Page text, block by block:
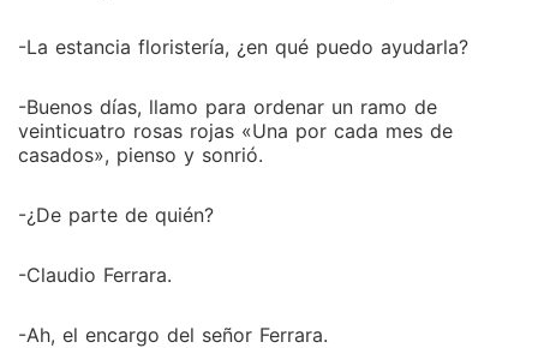
-La estancia floristería, ¿en qué puedo ayudarla?
-Buenos días, llamo para ordenar un ramo de
veinticuatro rosas rojas «Una por cada mes de
casados», pienso y sonrió.
-¿De parte de quién?
-Claudio Ferrara.
-Ah, el encargo del señor Ferrara.